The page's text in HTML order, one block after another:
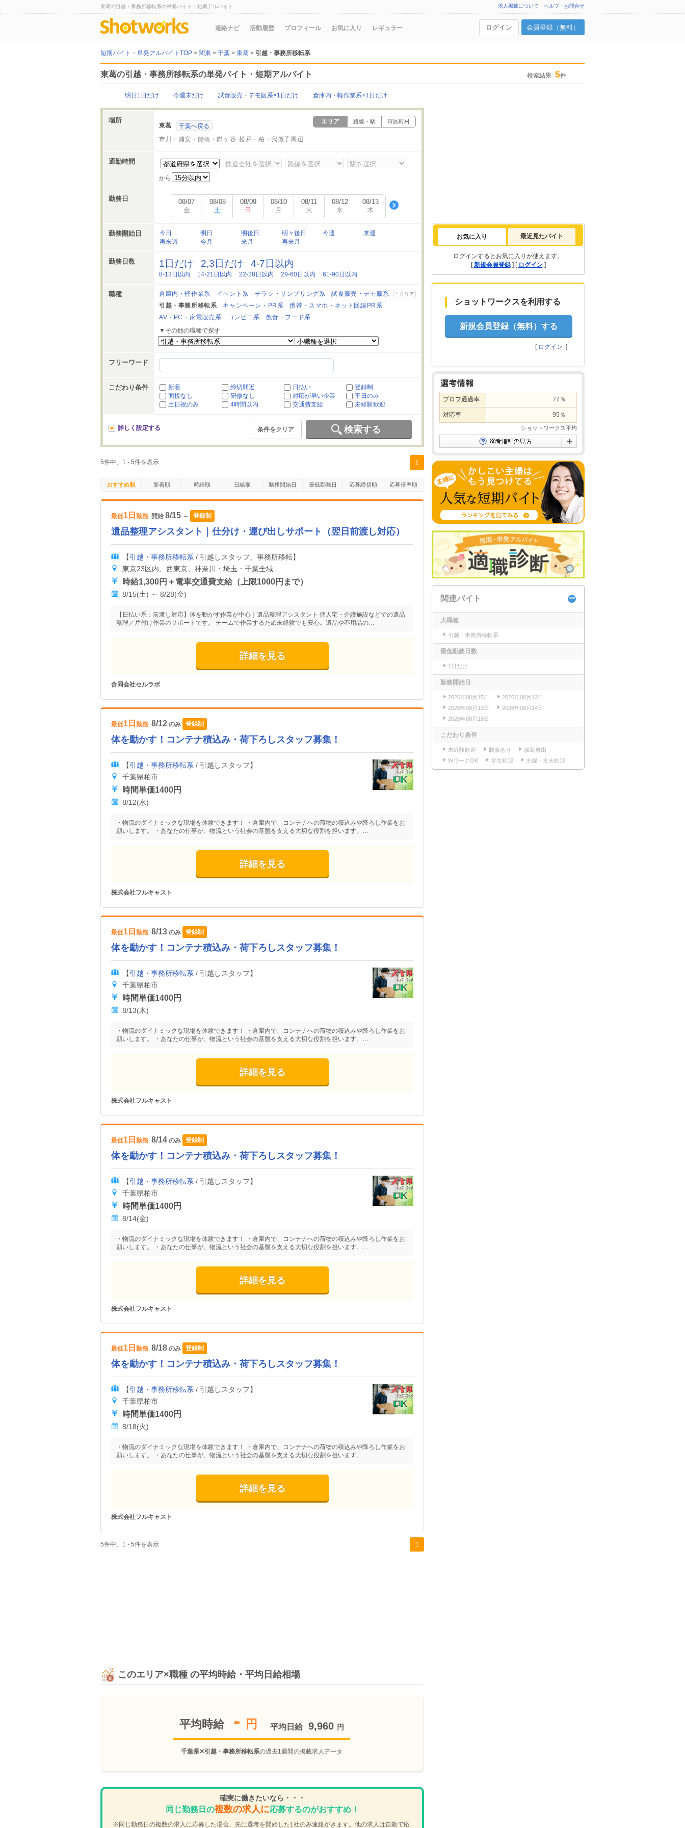
東葛の引越・事務所移転系の単発バイト・短期アルバイト 求人掲載について ヘルプ・お問合せ
連絡ナビ 活動履歴 プロフィール お気に入り レギュラー ログイン 会員登録（無料）
短期バイト・単発アルバイトTOP > 関東 > 千葉 > 東葛 > 引越・事務所移転系
東葛の引越・事務所移転系の単発バイト・短期アルバイト 検索結果 5件
明日1日だけ 今週末だけ 試食販売・デモ販系×1日だけ 倉庫内・軽作業系×1日だけ
場所 エリア 路線・駅 市区町村
東葛
千葉へ戻る
市川・浦安・船橋・鎌ヶ谷 松戸・柏・我孫子周辺
通勤時間
から
勤務日
08/07
金
08/08
土
08/09
日
08/10
月
08/11
火
08/12
水
08/13
木
勤務開始日 今日 明日 明後日 明々後日 今週
来週
再来週
今月 来月 再来月
勤務日数 1日だけ 2,3日だけ 4-7日以内
8-13日以内 14-21日以内 22-28日以内 29-60日以内 61-90日以内
職種 倉庫内・軽作業系 イベント系 チラシ・サンプリング系
試食販売・デモ販系
引越・事務所移転系
キャンペーン・PR系
携帯・スマホ・ネット回線PR系
AV・PC・家電販売系
コンビニ系
飲食・フード系
▼その他の職種で探す
クリア
フリーワード
こだわり条件 新着 締切間近 日払い
登録制
面接なし
研修なし 対応が早い企業
平日のみ
土日祝のみ
4時間以内 交通費支給 未経験歓迎
詳しく設定する 条件をクリア 検索する
5件中、1 - 5件を表示 1
おすすめ順 新着順 時給順 日給順 勤務開始日 最低勤務日 応募締切順 応募倍率順
最低1日 勤務 開始 8/15 ～ 登録制
遺品整理アシスタント｜仕分け・運び出しサポート（翌日前渡し対応）
【引越・事務所移転系 / 引越しスタッフ、事務所移転】
東京23区内、西東京、神奈川・埼玉・千葉全域
時給1,300円＋電車交通費支給（上限1000円まで）
8/15(土) ～ 8/28(金)
【日払い系：前渡し対応】体を動かす作業が中心｜遺品整理アシスタント 個人宅・介護施設などでの遺品
整理／片付け作業のサポートです。 チームで作業するため未経験でも安心。遺品や不用品の…
詳細を見る
合同会社セルラボ
最低1日 勤務 8/12 のみ 登録制
体を動かす！コンテナ積込み・荷下ろしスタッフ募集！
【引越・事務所移転系 / 引越しスタッフ】
千葉県柏市
時間単価1400円
8/12(水)
・物流のダイナミックな現場を体験できます！ ・倉庫内で、コンテナへの荷物の積込みや降ろし作業をお
願いします。 ・あなたの仕事が、物流という社会の基盤を支える大切な役割を担います。…
詳細を見る
株式会社フルキャスト
最低1日 勤務 8/13 のみ 登録制
体を動かす！コンテナ積込み・荷下ろしスタッフ募集！
【引越・事務所移転系 / 引越しスタッフ】
千葉県柏市
時間単価1400円
8/13(木)
・物流のダイナミックな現場を体験できます！ ・倉庫内で、コンテナへの荷物の積込みや降ろし作業をお
願いします。 ・あなたの仕事が、物流という社会の基盤を支える大切な役割を担います。…
詳細を見る
株式会社フルキャスト
最低1日 勤務 8/14 のみ 登録制
体を動かす！コンテナ積込み・荷下ろしスタッフ募集！
【引越・事務所移転系 / 引越しスタッフ】
千葉県柏市
時間単価1400円
8/14(金)
・物流のダイナミックな現場を体験できます！ ・倉庫内で、コンテナへの荷物の積込みや降ろし作業をお
願いします。 ・あなたの仕事が、物流という社会の基盤を支える大切な役割を担います。…
詳細を見る
株式会社フルキャスト
最低1日 勤務 8/18 のみ 登録制
体を動かす！コンテナ積込み・荷下ろしスタッフ募集！
【引越・事務所移転系 / 引越しスタッフ】
千葉県柏市
時間単価1400円
8/18(火)
・物流のダイナミックな現場を体験できます！ ・倉庫内で、コンテナへの荷物の積込みや降ろし作業をお
願いします。 ・あなたの仕事が、物流という社会の基盤を支える大切な役割を担います。…
詳細を見る
株式会社フルキャスト
5件中、1 - 5件を表示 1
このエリア×職種 の平均時給・平均日給相場
平均時給 - 円 平均日給 9,960 円
千葉県✕引越・事務所移転系の過去1週間の掲載求人データ
確実に働きたいなら・・・
同じ勤務日の複数の求人に応募するのがおすすめ！
※同じ勤務日の複数の求人に応募した場合、先に選考を開始した1社のみ連絡がきます。他の求人は自動で応
お気に入り 最近見たバイト
ログインするとお気に入りが使えます。
[新規会員登録] [ ログイン]
ショットワークスを利用する
新規会員登録（無料）する
[ ログイン ]
プロフ通過率 77％
対応率 95％
ショットワークス平均
関連バイト
大職種
引越・事務所移転系
最低勤務日数
1日だけ
勤務開始日
2026年08月15日
2026年08月12日
2026年08月13日
2026年08月14日
2026年08月18日
こだわり条件
未経験歓迎 制服あり
服装自由
WワークOK
学生歓迎 主婦・主夫歓迎